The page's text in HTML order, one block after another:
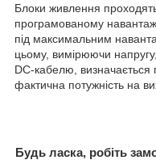
Блоки живлення
програмованому
під максимальним
цьому, вимірюючи
DC-кабелю, визначається
фактична потужність на
Будь ласка, робіть